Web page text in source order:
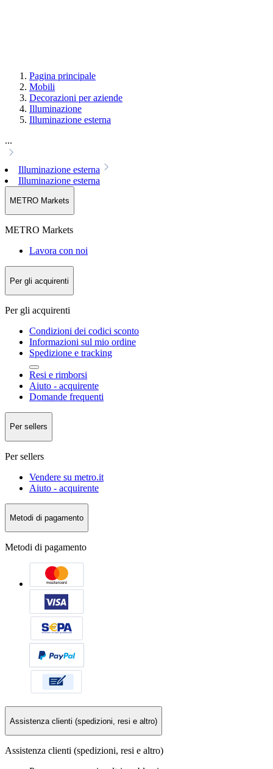
Pagina principale
Mobili
Decorazioni per aziende
Illuminazione
Illuminazione esterna
...
Illuminazione esterna
Illuminazione esterna
METRO Markets
METRO Markets
Lavora con noi
Per gli acquirenti
Per gli acquirenti
Condizioni dei codici sconto
Informazioni sul mio ordine
Spedizione e tracking
Resi e rimborsi
Aiuto - acquirente
Domande frequenti
Per sellers
Per sellers
Vendere su metro.it
Aiuto - acquirente
Metodi di pagamento
Metodi di pagamento
Assistenza clienti (spedizioni, resi e altro)
Assistenza clienti (spedizioni, resi e altro)